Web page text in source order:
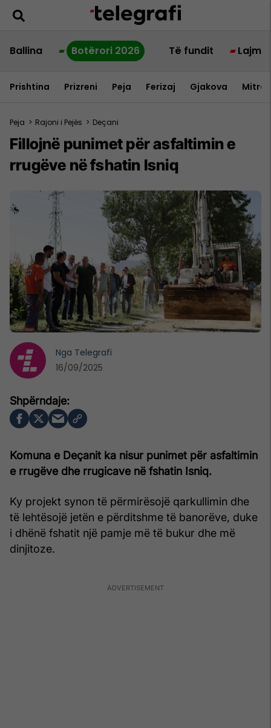
Ballina Botërori 2026 Të fundit Lajme
Prishtina Prizreni Peja Ferizaj Gjakova
Peja > Rajoni i Pejës > Deçani
Fillojnë punimet për asfaltimin e
rrugëve në fshatin Isniq
Komuna e Deçanit ka nisur punimet për asfaltimin
e rrugëve dhe rrugicave në fshatin Isniq.
Ky projekt synon të përmirësojë qarkullimin dhe
të lehtësojë jetën e përditshme të banorëve, duke
i dhënë fshatit një pamje më të bukur dhe më
dinjitoze.
Nga Telegrafi
16/09/2025